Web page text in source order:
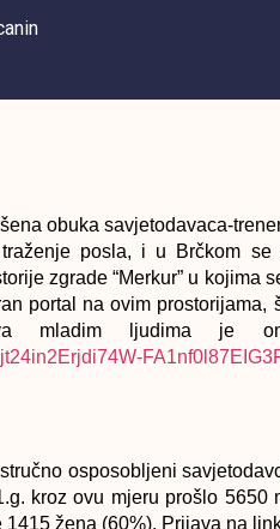
obuka savjetodavaca-
posla, i u Brčkom
zgrade “Merkur” u kojima
portal na ovim
mladim ljudima je
osposobljeni
kroz ovu mjeru prošlo
žena (60%). Prijava na